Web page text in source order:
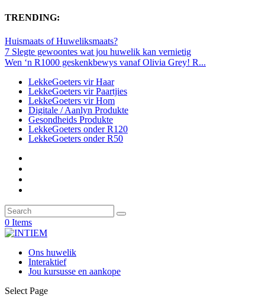
TRENDING:
Huismaats of Huweliksmaats?
7 Slegte gewoontes wat jou huwelik kan vernietig
Wen ‘n R1000 geskenkbewys vanaf Olivia Grey! R...
LekkeGoeters vir Haar
LekkeGoeters vir Paartjies
LekkeGoeters vir Hom
Digitale / Aanlyn Produkte
Gesondheids Produkte
LekkeGoeters onder R120
LekkeGoeters onder R50
0 Items
Ons huwelik
Interaktief
Jou kursusse en aankope
Select Page